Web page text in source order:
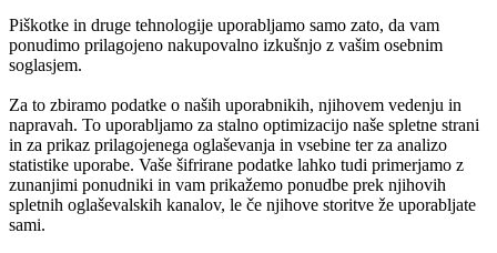
Piškotke in druge tehnologije uporabljamo samo zato, da vam
ponudimo prilagojeno nakupovalno izkušnjo z vašim osebnim
soglasjem.
Za to zbiramo podatke o naših uporabnikih, njihovem vedenju in
napravah. To uporabljamo za stalno optimizacijo naše spletne strani
in za prikaz prilagojenega oglaševanja in vsebine ter za analizo
statistike uporabe. Vaše šifrirane podatke lahko tudi primerjamo z
zunanjimi ponudniki in vam prikažemo ponudbe prek njihovih
spletnih oglaševalskih kanalov, le če njihove storitve že uporabljate
sami.